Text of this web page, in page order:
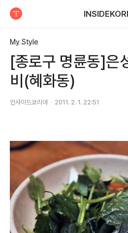
My Style
[종로구 명륜동]은
비(혜화동)
인사이드코리아 2011. 2. 1. 22:51